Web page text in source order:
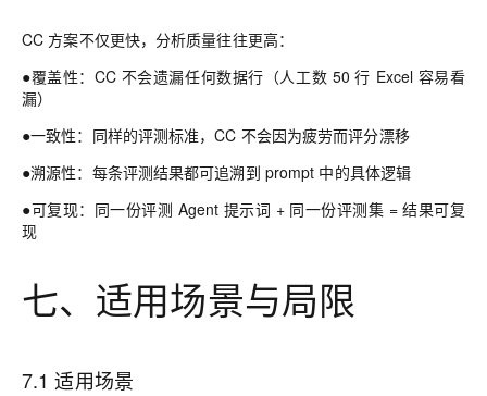
CC 方案不仅更快，分析质量往往更高：
●覆盖性：CC 不会遗漏任何数据行（人工数 50 行 Excel 容易看
漏）
●一致性：同样的评测标准，CC 不会因为疲劳而评分漂移
●溯源性：每条评测结果都可追溯到 prompt 中的具体逻辑
●可复现：同一份评测 Agent 提示词 + 同一份评测集 = 结果可复
现
七、适用场景与局限
7.1 适用场景